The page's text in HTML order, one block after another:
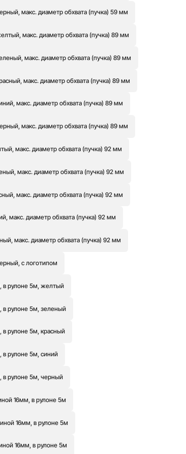
макс. диаметр обхвата (пучка) 59 мм
макс. диаметр обхвата (пучка) 89 мм
макс. диаметр обхвата (пучка) 89 мм
макс. диаметр обхвата (пучка) 89 мм
макс. диаметр обхвата (пучка) 89 мм
макс. диаметр обхвата (пучка) 89 мм
макс. диаметр обхвата (пучка) 92 мм
макс. диаметр обхвата (пучка) 92 мм
макс. диаметр обхвата (пучка) 92 мм
макс. диаметр обхвата (пучка) 92 мм
макс. диаметр обхвата (пучка) 92 мм
с логотипом
в рулоне 5м, желтый
в рулоне 5м, зеленый
рулоне 5м, красный
рулоне 5м, синий
в рулоне 5м, черный
16мм, в рулоне 5м
16мм, в рулоне 5м
16мм, в рулоне 5м